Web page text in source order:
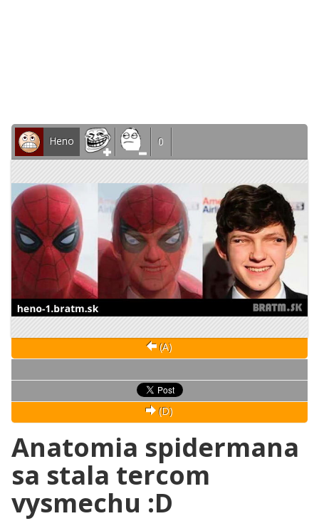
Heno 0
(A)
(D)
Anatomia spidermana
sa stala tercom
vysmechu :D